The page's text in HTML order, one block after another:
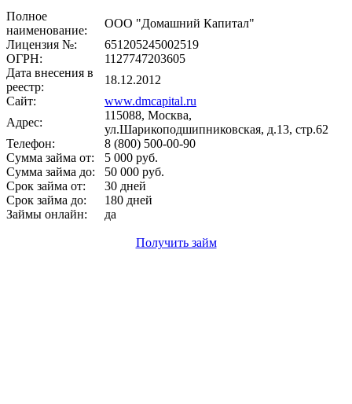
Полное
наименование:
ООО "Домашний Капитал"
Лицензия №:
651205245002519
ОГРН:
1127747203605
Дата внесения в
реестр:
18.12.2012
Сайт:
www.dmcapital.ru
Адрес:
115088, Москва,
ул.Шарикоподшипниковская, д.13, стр.62
Телефон:
8 (800) 500-00-90
Сумма займа от:
5 000 руб.
Сумма займа до:
50 000 руб.
Срок займа от:
30 дней
Срок займа до:
180 дней
Займы онлайн:
да
Получить займ